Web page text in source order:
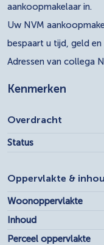
aankoopmakelaar in.
Uw NVM
bespaart u tijd, geld en
Adressen van collega
Kenmerken
Overdracht
Status
Oppervlakte &
Woonoppervlakte
Inhoud
Perceel oppervlakte